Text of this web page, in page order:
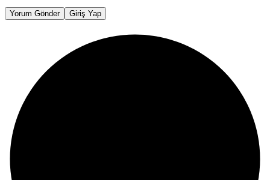
Yorum Gönder Giriş Yap